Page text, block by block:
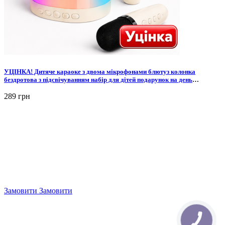
УЦІНКА! Дитяче караоке з двома мікрофонами блютуз колонка
бездротова з підсвічуванням набір для дітей подарунок на день
289 грн
Замовити Замовити